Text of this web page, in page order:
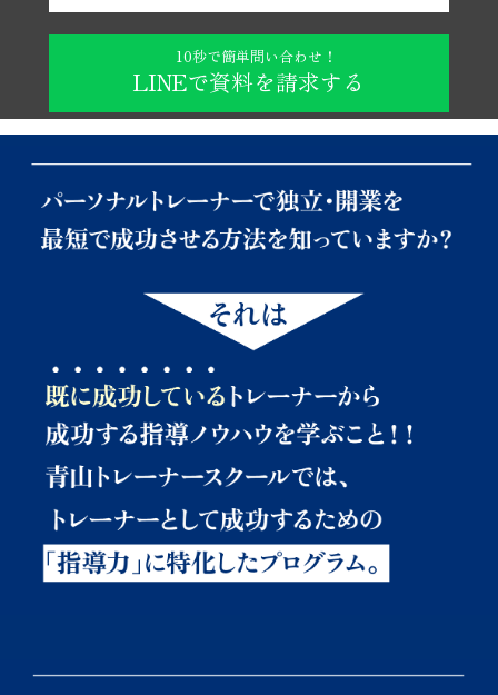
10秒で簡単問い合わせ！
LINEで資料を請求する